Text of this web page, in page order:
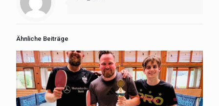
Ähnliche Beiträge